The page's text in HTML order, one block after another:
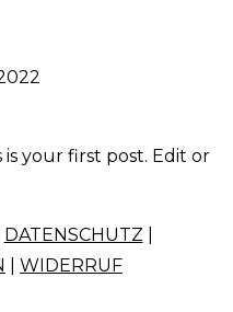
your first post. Edit or
DATENSCHUTZ
WIDERRUF